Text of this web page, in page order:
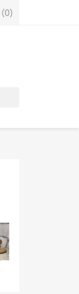
(0)